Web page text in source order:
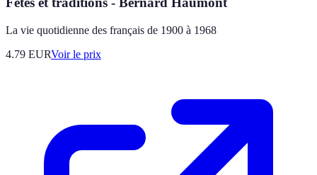
La vie quotidienne des français de 1900 à 1968
4.79 EURVoir le prix